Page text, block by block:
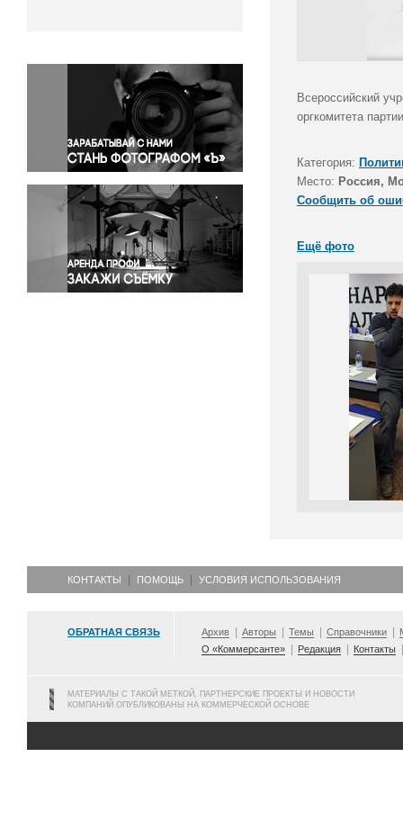
Окружающая среда
Политика
Правосудие
Происшествия и конфликты
Религия
Светская жизнь
Спорт
Экология
Экономика и бизнес
Всероссийский
оргкомитета
Категория:
Место: Россия,
Сообщить об
Ещё фото
КОНТАКТЫ ПОМОЩЬ УСЛОВИЯ ИСПОЛЬЗОВАНИЯ
ОБРАТНАЯ СВЯЗЬ Архив Авторы Темы Справочники
О «Коммерсанте»
Редакция Контакты
МАТЕРИАЛЫ С ТАКОЙ МЕТКОЙ, ПАРТНЕРСКИЕ ПРОЕКТЫ И НОВОСТИ
КОМПАНИЙ ОПУБЛИКОВАНЫ НА КОММЕРЧЕСКОЙ ОСНОВЕ